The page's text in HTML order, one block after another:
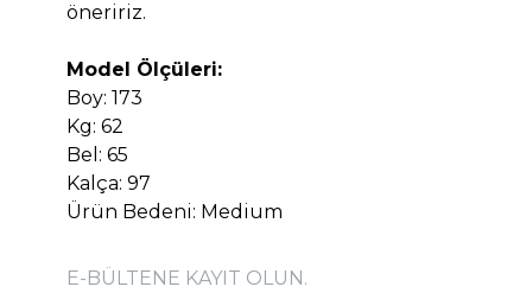
öneririz.
Model Ölçüleri:
Boy: 173
Kg: 62
Bel: 65
Kalça: 97
Ürün Bedeni: Medium
E-BÜLTENE KAYIT OLUN.